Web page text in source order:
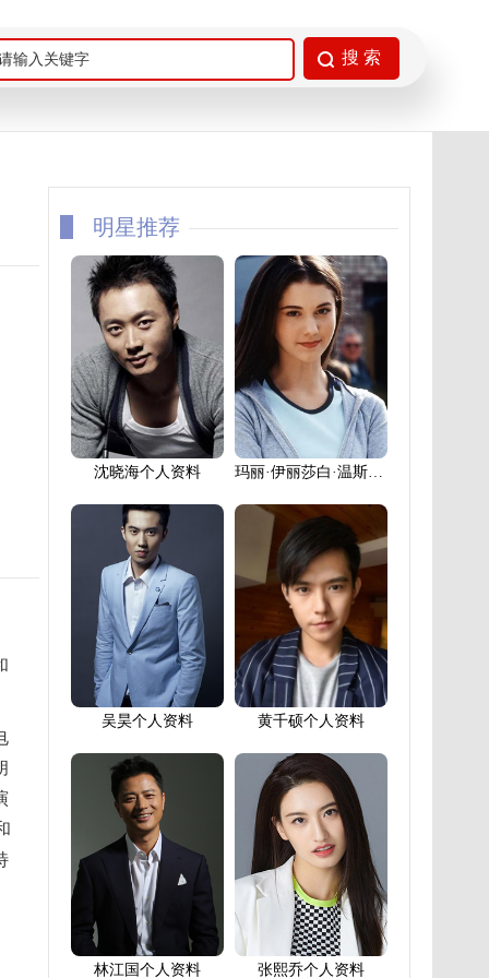
明星推荐
沈晓海个人资料 玛丽·伊丽莎白·温斯泰德个人资料
吴昊个人资料 黄千硕个人资料
林江国个人资料 张熙乔个人资料